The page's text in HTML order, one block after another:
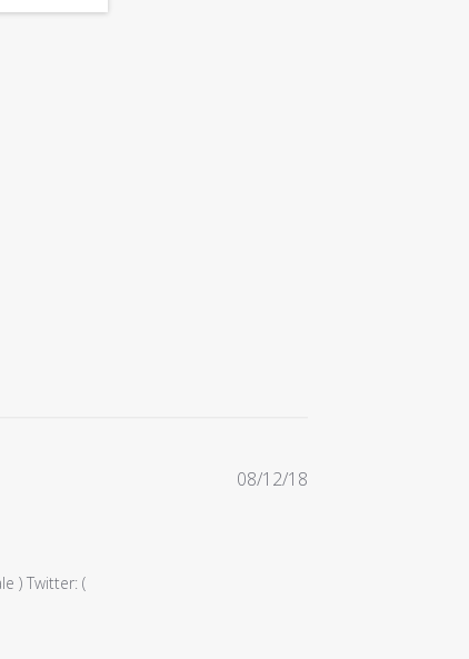
) Twitter: (
Date
08/12/18